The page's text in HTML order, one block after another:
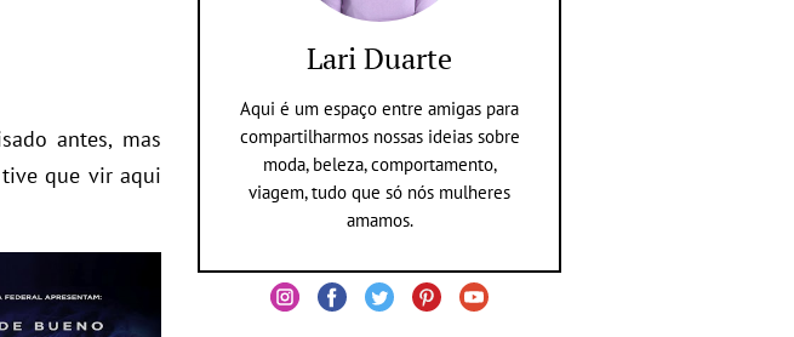
antes, mas
que vir aqui
Lari Duarte
Aqui é um espaço entre amigas para
compartilharmos nossas ideias sobre
moda, beleza, comportamento,
viagem, tudo que só nós mulheres
amamos.